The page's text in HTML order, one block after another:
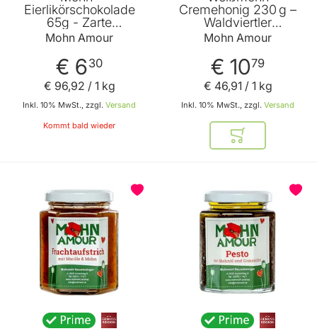
Eierlikörschokolade
65g - Zarte
Bitterschokolade mit
Schlagobers Mohn und
Eierlikör von Mohn
Amour
Mohn Amour
€ 630
Inkl. 10% MwSt., zzgl. Versand
€ 96,92 / 1 kg
Kommt bald wieder
Cremehonig 230 g –
Waldviertler
Weissmohn,
österreichischer Honig
– Mohn Amour
Mohn Amour
€ 1079
Inkl. 10% MwSt., zzgl. Versand
€ 46,91 / 1 kg
In den